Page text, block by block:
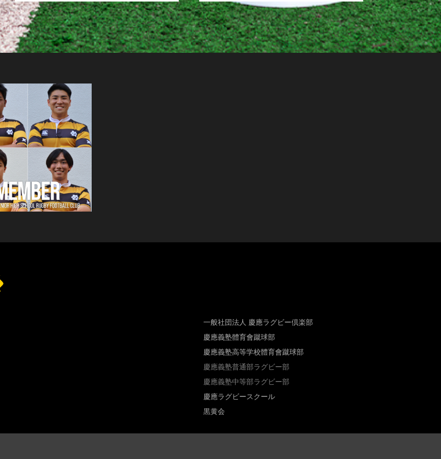
一般社団法人 慶應ラグビー倶楽部
慶應義塾體育會蹴球部
慶應義塾高等学校體育會蹴球部
慶應義塾普通部ラグビー部
慶應義塾中等部ラグビー部
慶應ラグビースクール
黒黄会